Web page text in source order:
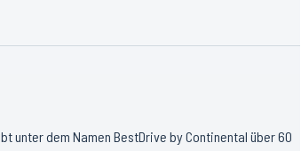
unter dem Namen BestDrive by Continental über 60